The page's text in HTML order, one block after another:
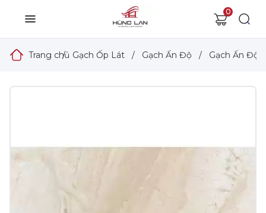
0
Trang chủ
/ Gạch Ốp Lát / Gạch Ấn Độ / Gạch Ấn Độ